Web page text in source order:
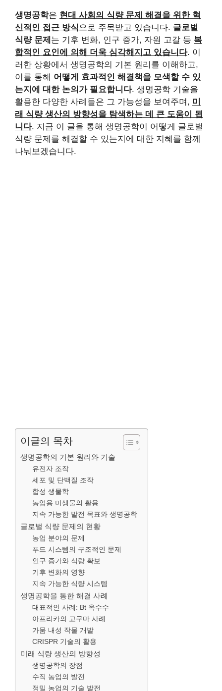
생명공학은 현대 사회의 식량 문제 해결을 위한 혁
신적인 접근 방식 으로 주목받고 있습니다. 글로벌
식량 문제 는 기후 변화, 인구 증가, 자원 고갈 등 복
합적인 요인에 의해 더욱 심각해지고 있습니다. 이
러한 상황에서 생명공학의 기본 원리를 이해하고,
이를 통해 어떻게 효과적인 해결책을 모색할 수 있
는지에 대한 논의가 필요합니다. 생명공학 기술을
활용한 다양한 사례들은 그 가능성을 보여주며, 미
래 식량 생산의 방향성을 탐색하는 데 큰 도움이 됩
니다. 지금 이 글을 통해 생명공학이 어떻게 글로벌
식량 문제를 해결할 수 있는지에 대한 지혜를 함께
나눠보겠습니다.
이글의 목차
생명공학의 기본 원리와 기술
유전자 조작
세포 및 단백질 조작
합성 생물학
농업용 미생물의 활용
지속 가능한 발전 목표와 생명공학
글로벌 식량 문제의 현황
농업 분야의 문제
푸드 시스템의 구조적인 문제
인구 증가와 식량 확보
기후 변화의 영향
지속 가능한 식량 시스템
생명공학을 통한 해결 사례
대표적인 사례: Bt 옥수수
아프리카의 고구마 사례
가뭄 내성 작물 개발
CRISPR 기술의 활용
미래 식량 생산의 방향성
생명공학의 장점
수직 농업의 발전
정밀 농업의 기술 발전